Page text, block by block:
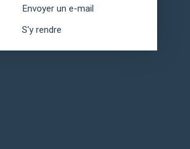
Envoyer un e-mail
S'y rendre